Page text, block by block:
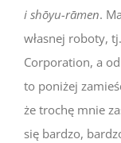
i shōyu-rāmen.
własnej roboty,
Corporation, a
to poniżej
że trochę mnie
się bardzo,